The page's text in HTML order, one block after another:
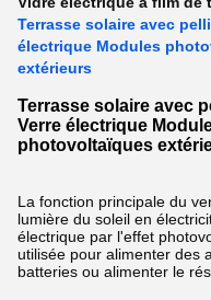
Terrasse solaire avec
électrique Modules
extérieurs
Terrasse solaire avec
Verre électrique
photovoltaïques
La fonction principale du
lumière du soleil en
électrique par l'effet
utilisée pour alimenter des
batteries ou alimenter le